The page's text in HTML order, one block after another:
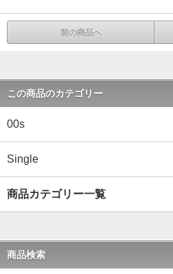
前の商品へ
この商品のカテゴリー
00s
Single
商品カテゴリー一覧
商品検索